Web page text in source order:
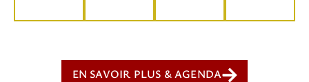
EN SAVOIR PLUS & AGENDA